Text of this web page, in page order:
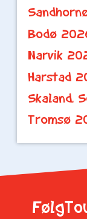
Bodø
Narvik
Harstad
Skaland,
Tromsø